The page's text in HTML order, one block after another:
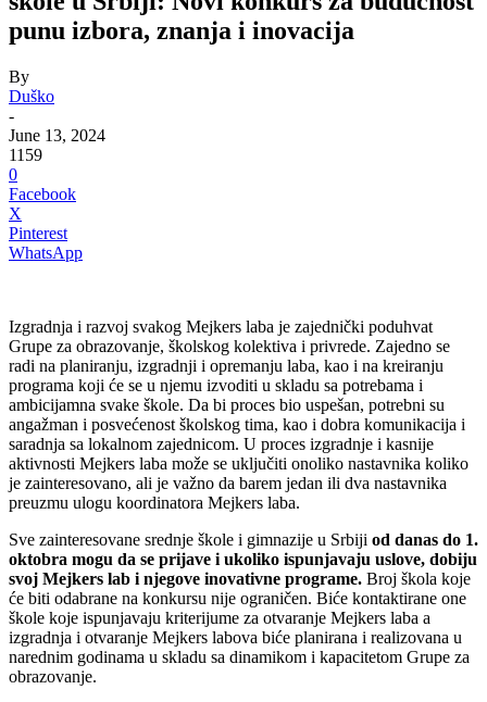
punu izbora, znanja i inovacija
By
Duško
-
June 13, 2024
1159
0
Facebook
X
Pinterest
WhatsApp
Izgradnja i razvoj svakog Mejkers laba je zajednički poduhvat
Grupe za obrazovanje, školskog kolektiva i privrede. Zajedno se
radi na planiranju, izgradnji i opremanju laba, kao i na kreiranju
programa koji će se u njemu izvoditi u skladu sa potrebama i
ambicijamna svake škole. Da bi proces bio uspešan, potrebni su
angažman i posvećenost školskog tima, kao i dobra komunikacija i
saradnja sa lokalnom zajednicom. U proces izgradnje i kasnije
aktivnosti Mejkers laba može se uključiti onoliko nastavnika koliko
je zainteresovano, ali je važno da barem jedan ili dva nastavnika
preuzmu ulogu koordinatora Mejkers laba.
Sve zainteresovane srednje škole i gimnazije u Srbiji od danas do 1.
oktobra mogu da se prijave i ukoliko ispunjavaju uslove, dobiju
svoj Mejkers lab i njegove inovativne programe. Broj škola koje
će biti odabrane na konkursu nije ograničen. Biće kontaktirane one
škole koje ispunjavaju kriterijume za otvaranje Mejkers laba a
izgradnja i otvaranje Mejkers labova biće planirana i realizovana u
narednim godinama u skladu sa dinamikom i kapacitetom Grupe za
obrazovanje.